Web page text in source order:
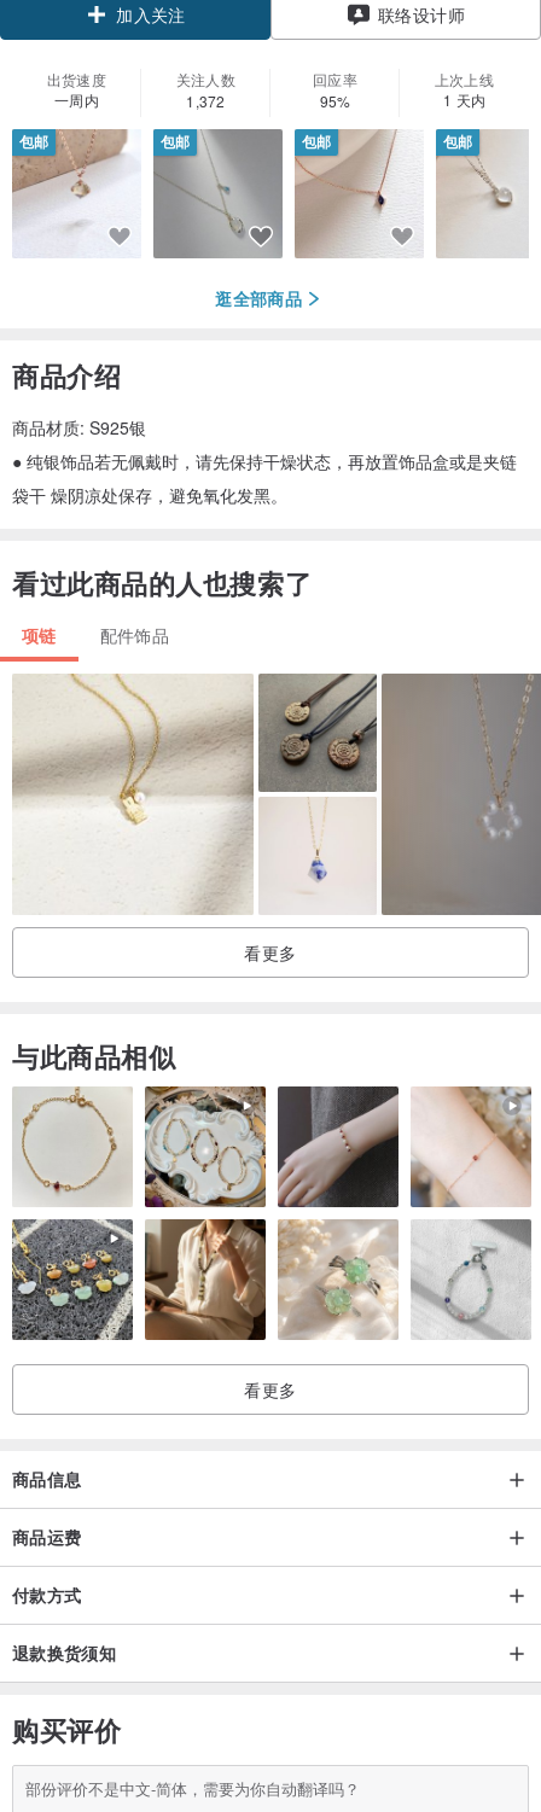
加入关注 联络设计师
出货速度
一周内
关注人数
1,372
回应率
95%
上次上线
1 天内
包邮 包邮 包邮 包邮
逛全部商品
商品介绍
商品材质: S925银
● 纯银饰品若无佩戴时，请先保持干燥状态，再放置饰品盒或是夹链
袋干 燥阴凉处保存，避免氧化发黑。
看过此商品的人也搜索了
项链 配件饰品
看更多
与此商品相似
看更多
商品信息
商品运费
付款方式
退款换货须知
购买评价
部份评价不是中文-简体，需要为你自动翻译吗？